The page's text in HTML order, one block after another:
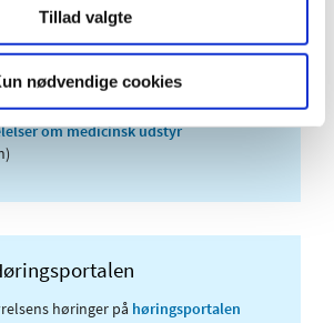
Tillad valgte
nødvendige cookies
af medicin til mennesker og dyr
om medicinsk udstyr
høringer på høringsportalen